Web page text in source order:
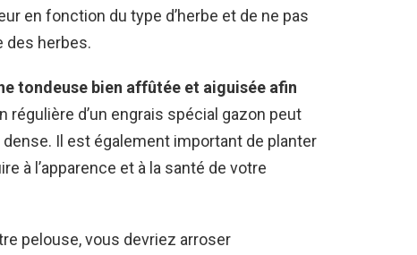
en fonction du type d’herbe et de ne pas
des herbes.
tondeuse bien affûtée et aiguisée afin
régulière d’un engrais spécial gazon peut
Il est également important de planter
à l’apparence et à la santé de votre
pelouse, vous devriez arroser